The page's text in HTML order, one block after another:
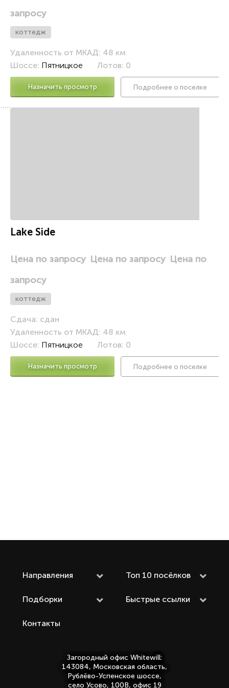
запросу
коттедж
Удаленность от МКАД: 48 км
Шоссе: Пятницкое Лотов: 0
Назначить просмотр Подробнее о поселке
Lake Side
Цена по запросу Цена по запросу Цена по
запросу
коттедж
Сдача: сдан
Удаленность от МКАД: 48 км
Шоссе: Пятницкое Лотов: 0
Назначить просмотр Подробнее о поселке
Направления Топ 10 посёлков
Подборки Быстрые ссылки
Контакты
Загородный офис Whitewill:
143084, Московская область,
Рублёво-Успенское шоссе,
село Усово, 100В, офис 19